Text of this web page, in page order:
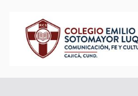
contenido